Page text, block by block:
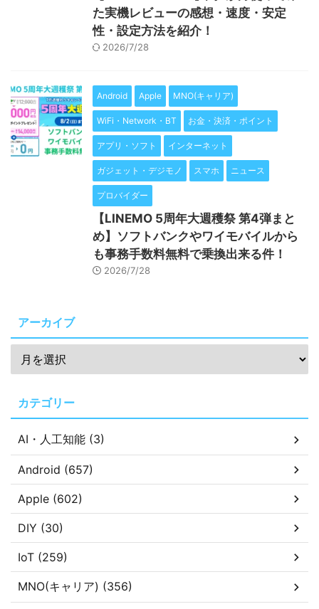
た実機レビューの感想・速度・安定
性・設定方法を紹介！
2026/7/28
Android Apple MNO(キャリア)
WiFi・Network・BT お金・決済・ポイント
アプリ・ソフト インターネット
ガジェット・デジモノ スマホ ニュース
プロバイダー
【LINEMO 5周年大週穫祭 第4弾まと
め】ソフトバンクやワイモバイルから
も事務手数料無料で乗換出来る件！
2026/7/28
アーカイブ
カテゴリー
AI・人工知能 (3)
Android (657)
Apple (602)
DIY (30)
IoT (259)
MNO(キャリア) (356)